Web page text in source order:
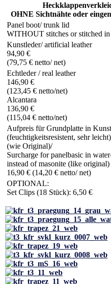
OHNE Sichtnähte oder
Panel boot/ trunk lid
WITHOUT stitches or stitched in
Kunstleder/ artificial leather
94,90 €
(79,75 € netto/ net)
Echtleder / real leather
146,90 €
(123,45 € netto/net)
Alcantara
136,90 €
(115,04 € netto/net)
Aufpreis für Grundplatte in
(feuchtigkeitsresistent, sehr
(wie Original)/
Surcharge for panelbasic in
instead of masonite (like original)
16,90 € (14,20 € netto/ net)
OPTIONAL:
Set Clips (18 Stück): 6,50 €